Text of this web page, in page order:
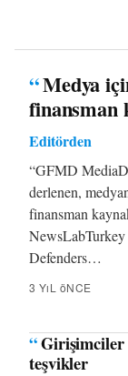
“Medya
finansman
Editörden
“GFMD
derlenen,
finansman
Defenders…
3 YıL öNCE
“Girişimciler
teşvikler